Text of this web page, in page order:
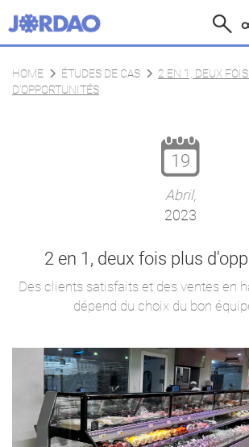
HOME ÉTUDES DE CAS
2 EN 1, DEUX
D'OPPORTUNITÉS
19
Abril,
2023
2 en 1, deux fois plus
Des clients satisfaits et des ventes en
dépend du choix du bon